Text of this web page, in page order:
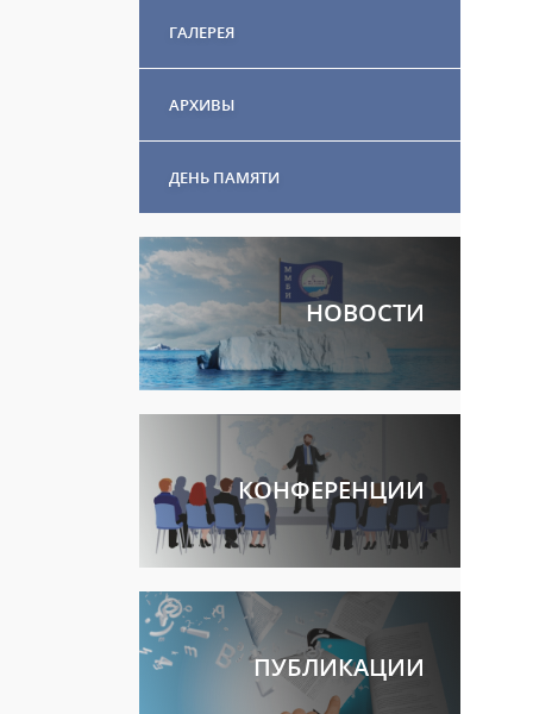
ГАЛЕРЕЯ
АРХИВЫ
ДЕНЬ ПАМЯТИ
НОВОСТИ
КОНФЕРЕНЦИИ
ПУБЛИКАЦИИ